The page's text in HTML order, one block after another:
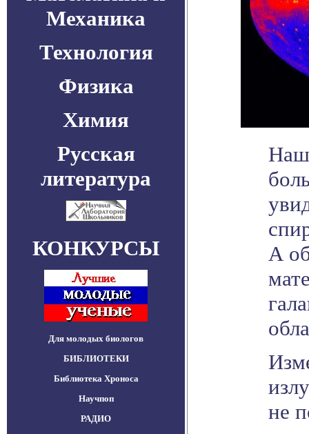
Механика
Технология
Физика
Химия
Русская
литература
КОНКУРСЫ
Для молодых биологов
БИБЛИОТЕКИ
Библиотека Хроноса
Научпоп
РАДИО
А
не